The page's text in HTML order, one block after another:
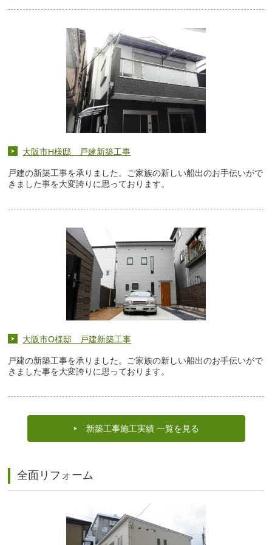
大阪市H様邸 戸建新築工事
戸建の新築工事を承りました。ご家族の新しい船出のお手伝いがで
きました事を大変誇りに思っております。
大阪市O様邸 戸建新築工事
戸建の新築工事を承りました。ご家族の新しい船出のお手伝いがで
きました事を大変誇りに思っております。
新築工事施工実績 一覧を見る
全面リフォーム